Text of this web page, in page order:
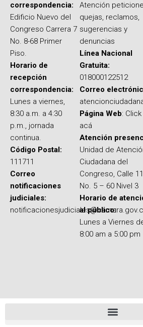
correspondencia:
Edificio Nuevo del
Congreso Carrera 7
No. 8-68 Primer
Piso.
Horario de
recepción
correspondencia:
Lunes a viernes,
8:30 a.m. a 4:30
p.m., jornada
continua.
Código Postal:
111711
Correo
notificaciones
judiciales:
Atención
quejas, reclamos,
sugerencias y
denuncias
Línea Nacional
Gratuita:
018000122512
Correo
Página Web: Click
acá
Atención
Unidad de
Ciudadana del
Congreso, Calle 11
No. 5 – 60 Nivel 3
Horario de
al público:
Lunes a Viernes
8:00 am a 5:00 pm